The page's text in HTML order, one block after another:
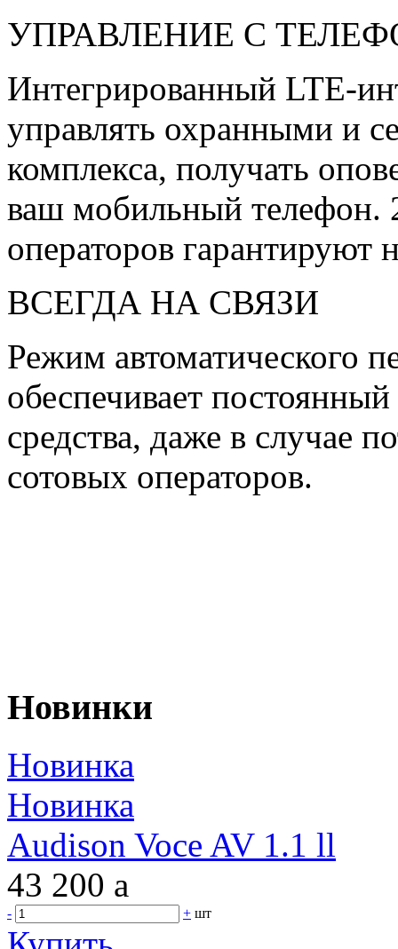
УПРАВЛЕНИЕ С
Интегрированный LTE-
управлять охранными и
комплекса, получать
ваш мобильный телефон.
операторов гарантируют
ВСЕГДА НА СВЯЗИ
Режим автоматического
обеспечивает
средства, даже в случае
сотовых операторов.
Новинки
Новинка
Новинка
Audison Voce AV 1.1 ll
43 200 a
- + шт